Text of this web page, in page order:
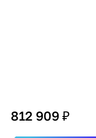
812 909 ₽